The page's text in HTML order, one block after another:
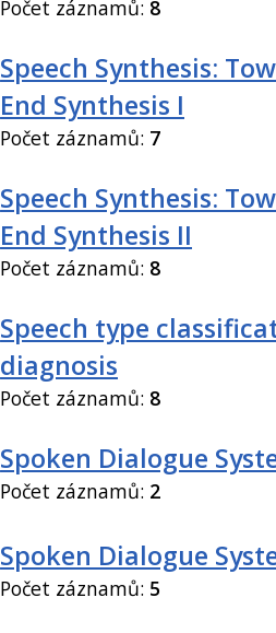
Počet záznamů: 8
Speech Synthesis:
End Synthesis I
Počet záznamů: 7
Speech Synthesis:
End Synthesis II
Počet záznamů: 8
Speech type
diagnosis
Počet záznamů: 8
Spoken Dialogue
Počet záznamů: 2
Spoken Dialogue
Počet záznamů: 5